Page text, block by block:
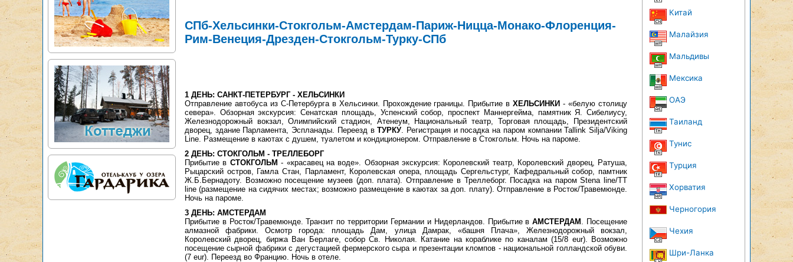
СПб-Хельсинки-Стокгольм-Амстердам-Париж-Ницца-Монако-Флоренция-
Рим-Венеция-Дрезден-Стокгольм-Турку-СПб
1 ДЕНЬ: САНКТ-ПЕТЕРБУРГ - ХЕЛЬСИНКИ
Отправление автобуса из С-Петербурга в Хельсинки. Прохождение границы. Прибытие вХЕЛЬСИНКИ - «белую столицу
севера». Обзорная экскурсия: Сенатская площадь, Успенский собор, проспект Маннергейма, памятник Я. Сибелиусу,
Железнодорожный вокзал, Олимпийский стадион, Атенеум, Национальный театр, Торговая площадь, Президентский
дворец, здание Парламента, Эспланады. Переезд вТУРКУ. Регистрация и посадка на паром компании Tallink Silja/Viking
Line. Размещение в каютах с душем, туалетом и кондиционером. Отправление в Стокгольм. Ночь на пароме.
2 ДЕНЬ: СТОКГОЛЬМ - ТРЕЛЛЕБОРГ
Прибытие в СТОКГОЛЬМ - «красавец на воде». Обзорная экскурсия: Королевский театр, Королевский дворец, Ратуша,
Рыцарский остров, Гамла Стан, Парламент, Королевская опера, площадь Сергельстург, Кафедральный собор, памтник
Ж.Б.Бернадоту. Возможно посещение музеев (доп. плата). Отправление в Треллеборг. Посадка на паром Stena line/TT
line (размещение на сидячих местах; возможно размещение в каютах за доп. плату). Отправление в Росток/Травемюнде.
Ночь на пароме.
3 ДЕНЬ: АМСТЕРДАМ
Прибытие в Росток/Травемюнде. Транзит по территории Германии и Нидерландов. Прибытие вАМСТЕРДАМ . Посещение
алмазной фабрики. Осмотр города: площадь Дам, улица Дамрак, «башня Плача», Железнодорожный вокзал,
Королевский дворец, биржа Ван Берлаге, собор Св. Николая. Катание на кораблике по каналам (15/8 eur). Возможно
посещение сырной фабрики с дегустацией фермерского сыра и презентации кломпов - национальной голландской обуви.
(7 eur). Переезд во Францию. Ночь в отеле.
Китай
Малайзия
Мальдивы
Мексика
ОАЭ
Таиланд
Тунис
Турция
Хорватия
Черногория
Чехия
Шри-Ланка